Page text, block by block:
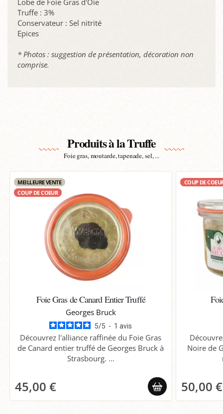
Lobe de Foie Gras d'Oie
Truffe : 3%
Conservateur : Sel nitrité
Epices
* Photos : suggestion de présentation, décoration non
comprise.
Produits à la Truffe
Foie gras, moutarde, tapenade, sel, ...
MEILLEURE VENTE
COUP DE COEUR
Foie Gras de Canard Entier Truffé
Georges Bruck
5/5 - 1avis
Découvrez l'alliance raffinée du Foie Gras
de Canard entier truffé de Georges Bruck à
Strasbourg. ...
45,00 €
COUP DE
Noire de
50,00 €